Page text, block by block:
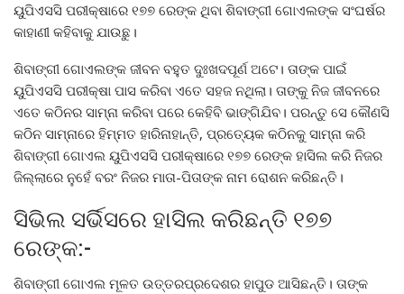
ୟୁପିଏସସି ପରୀକ୍ଷାରେ ୧୭୭ ରେଙ୍କ ଥିବା ଶିବାଙ୍ଗୀ ଗୋଏଲଙ୍କ ସଂଘର୍ଷର
କାହାଣୀ କହିବାକୁ ଯାଉଛୁ।
ଶିବାଙ୍ଗୀ ଗୋଏଲଙ୍କ ଜୀବନ ବହୁତ ଦୁଃଖଦପୂର୍ଣ ଅଟେ। ତାଙ୍କ ପାଇଁ
ୟୁପିଏସସି ପରୀକ୍ଷା ପାସ କରିବା ଏତେ ସହଜ ନଥିଲା। ତାଙ୍କୁ ନିଜ ଜୀବନରେ
ଏତେ କଠିନର ସାମ୍ନା କରିବା ପରେ କେହିବି ଭାଙ୍ଗିଯିବ। ପରନ୍ତୁ ସେ କୌଣସି
କଠିନ ସାମ୍ନାରେ ହିମ୍ମତ ହାରିନାହାନ୍ତି, ପ୍ରତ୍ୟେକ କଠିନକୁ ସାମ୍ନା କରି
ଶିବାଙ୍ଗୀ ଗୋଏଲ ୟୁପିଏସସି ପରୀକ୍ଷାରେ ୧୭୭ ରେଙ୍କ ହାସିଲ କରି ନିଜର
ଜିଲ୍ଲାରେ ନୁହେଁ ବରଂ ନିଜର ମାତା-ପିତାଙ୍କ ନାମ ରୋଶନ କରିଛନ୍ତି।
ସିଭିଲ ସର୍ଭିସରେ ହାସିଲ କରିଛନ୍ତି ୧୭୭
ରେଙ୍କ:-
ଶିବାଙ୍ଗୀ ଗୋଏଲ ମୂଳତ ଉତ୍ତରପ୍ରଦେଶର ହାପୁଡ ଆସିଛନ୍ତି। ତାଙ୍କ